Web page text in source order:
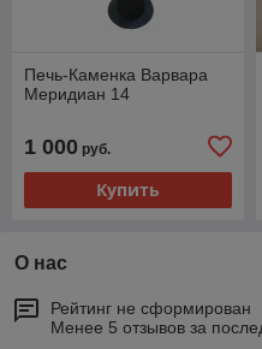
Печь-Каменка Варвара
Меридиан 14
1 000 руб.
Купить
О нас
Рейтинг не сформирован
Менее 5 отзывов за